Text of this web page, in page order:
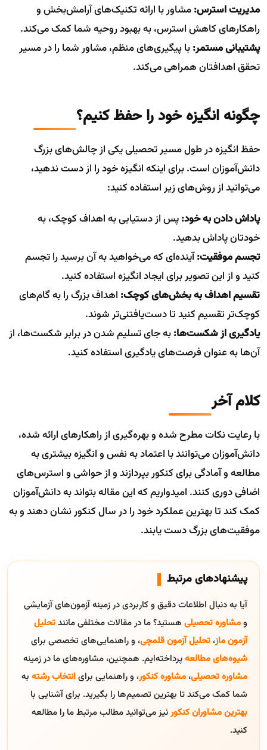
مدیریت استرس:مشاور با ارائه تکنیک‌های آرامش‌بخش و
راهکارهای کاهش استرس، به بهبود روحیه شما کمک می‌کند.
پشتیبانی مستمر:با پیگیری‌های منظم، مشاور شما را در مسیر
تحقق اهدافتان همراهی می‌کند.
چگونه انگیزه خود را حفظ کنیم؟
حفظ انگیزه در طول مسیر تحصیلی یکی از چالش‌های بزرگ
دانش‌آموزان است. برای اینکه انگیزه خود را از دست ندهید،
می‌توانید از روش‌های زیر استفاده کنید:
پاداش دادن به خود:پس از دستیابی به اهداف کوچک، به
خودتان پاداش بدهید.
تجسم موفقیت:آینده‌ای که می‌خواهید به آن برسید را تجسم
کنید و از این تصویر برای ایجاد انگیزه استفاده کنید.
تقسیم اهداف به بخش‌های کوچک: اهداف بزرگ را به گام‌های
کوچک‌تر تقسیم کنید تا دست‌یافتنی‌تر شوند.
یادگیری از شکست‌ها:به جای تسلیم شدن در برابر شکست‌ها، از
آن‌ها به عنوان فرصت‌های یادگیری استفاده کنید.
کلام آخر
با رعایت نکات مطرح شده و بهره‌گیری از راهکارهای ارائه شده،
دانش‌آموزان می‌توانند با اعتماد به نفس و انگیزه بیشتری به
مطالعه و آمادگی برای کنکور بپردازند و از حواشی و استرس‌های
اضافی دوری کنند. امیدواریم که این مقاله بتواند به دانش‌آموزان
کمک کند تا بهترین عملکرد خود را در سال کنکور نشان دهند و به
موفقیت‌های بزرگ دست یابند.
پیشنهادهای مرتبط
آیا به دنبال اطلاعات دقیق و کاربردی در زمینه آزمون‌های آزمایشی
ومشاوره تحصیلی هستید؟ ما در مقالات مختلفی مانندتحلیل
آزمون ماز، تحلیل آزمون قلمچی، و راهنمایی‌های تخصصی برای
شیوه‌های مطالعهپرداخته‌ایم. همچنین، مشاوره‌های ما در زمینه
مشاوره تحصیلی، مشاوره کنکور، و راهنمایی برایانتخاب رشته به
شما کمک می‌کند تا بهترین تصمیم‌ها را بگیرید. برای آشنایی با
بهترین مشاوران کنکورنیز می‌توانید مطالب مرتبط ما را مطالعه
کنید.